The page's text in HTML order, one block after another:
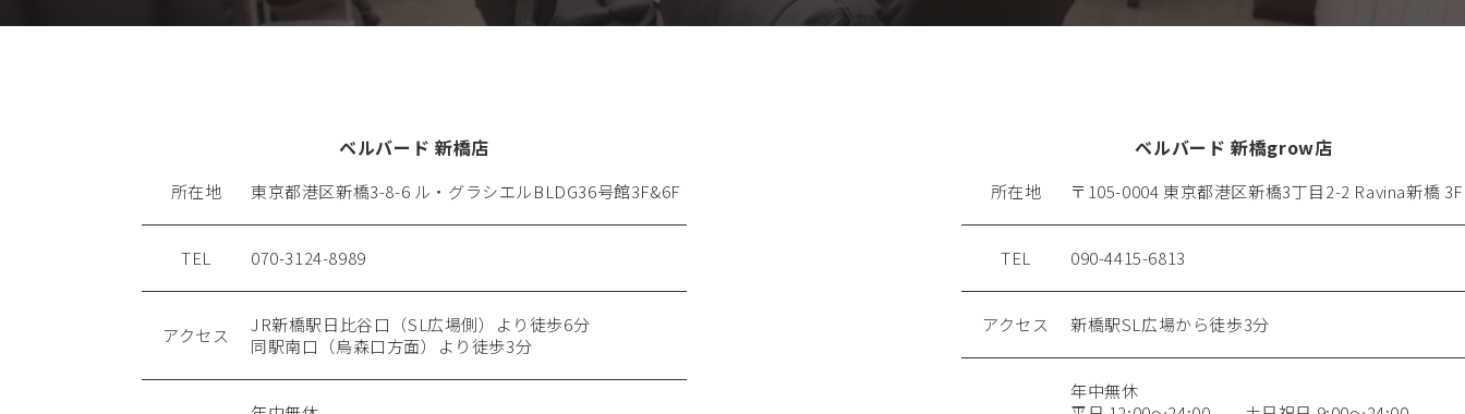
ベルバード 新橋店
所在地 東京都港区新橋3-8-6 ル・グラシエルBLDG36号館3F&6F
TEL 070-3124-8989
アクセス
JR新橋駅日比谷口（SL広場側）より徒歩6分
同駅南口（烏森口方面）より徒歩3分
ベルバード 新橋grow店
所在地 〒105-0004 東京都港区新橋3丁目2-2 Ravina新橋 3F
TEL 090-4415-6813
アクセス 新橋駅SL広場から徒歩3分
年中無休